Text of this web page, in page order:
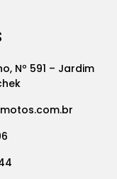
Nº 591 – Jardim